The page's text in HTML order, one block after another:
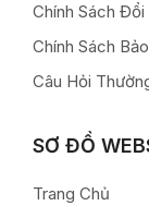
Chính Sách Đổi
Chính Sách
Câu Hỏi
SƠ ĐỒ
Trang Chủ